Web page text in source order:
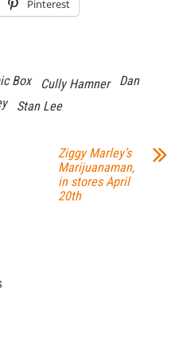
Pinterest
Box Cully Hamner
Dan
Stan Lee
Ziggy Marley’s
Marijuanaman,
in stores April
20th